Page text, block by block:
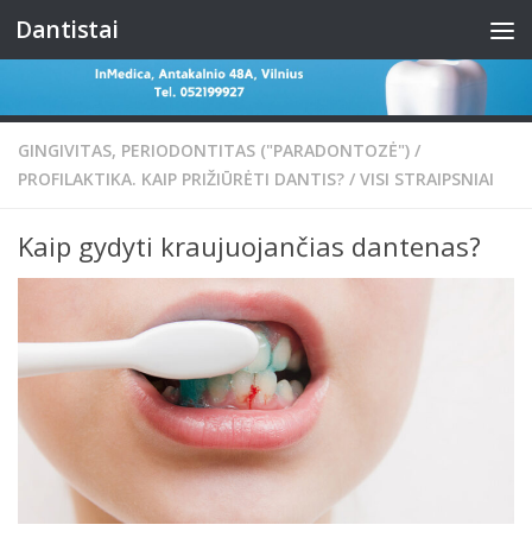
Skip to content
Dantistai
GINGIVITAS, PERIODONTITAS ("PARADONTOZĖ") /
PROFILAKTIKA. KAIP PRIŽIŪRĖTI DANTIS? / VISI STRAIPSNIAI
Kaip gydyti kraujuojančias dantenas?